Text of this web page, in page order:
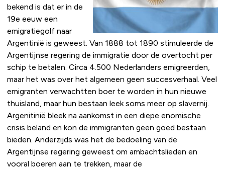
bekend is dat er in de
19e eeuw een
emigratiegolf naar
Argentinië is geweest. Van 1888 tot 1890 stimuleerde de
Argentijnse regering de immigratie door de overtocht per
schip te betalen. Circa 4.500 Nederlanders emigreerden,
maar het was over het algemeen geen succesverhaal. Veel
emigranten verwachtten boer te worden in hun nieuwe
thuisland, maar hun bestaan leek soms meer op slavernij.
Argenitinië bleek na aankomst in een diepe enomische
crisis beland en kon de immigranten geen goed bestaan
bieden. Anderzijds was het de bedoeling van de
Argentijnse regering geweest om ambachtslieden en
vooral boeren aan te trekken, maar de